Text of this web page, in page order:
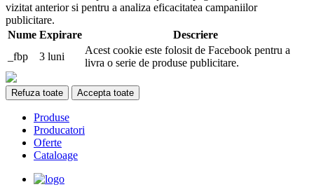
vizitat anterior si pentru a analiza eficacitatea campaniilor
publicitare.
Nume Expirare
Descriere
_fbp
3 luni
Acest cookie este folosit de Facebook pentru a
livra o serie de produse publicitare.
Refuza toate Accepta toate
Produse
Producatori
Oferte
Cataloage